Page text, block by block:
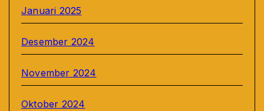
Januari 2025
Desember 2024
November 2024
Oktober 2024